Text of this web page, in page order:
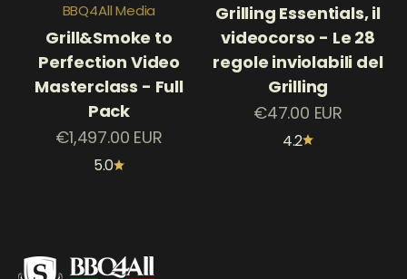
BBQ4All Media
Grill&Smoke to
Perfection Video
Masterclass - Full
Pack
Prezzo scontato
€1,497.00 EUR
5.0
Grilling Essentials, il
videocorso - Le 28
regole inviolabili del
Grilling
Prezzo scontato
€47.00 EUR
4.2